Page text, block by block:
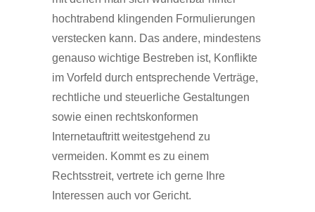
hochtrabend klingenden Formulierungen
verstecken kann. Das andere, mindestens
genauso wichtige Bestreben ist, Konflikte
im Vorfeld durch entsprechende Verträge,
rechtliche und steuerliche Gestaltungen
sowie einen rechtskonformen
Internetauftritt weitestgehend zu
vermeiden. Kommt es zu einem
Rechtsstreit, vertrete ich gerne Ihre
Interessen auch vor Gericht.